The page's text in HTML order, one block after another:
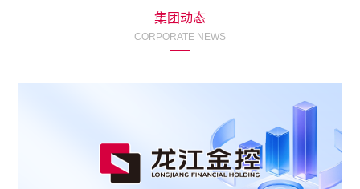
集团动态
CORPORATE NEWS